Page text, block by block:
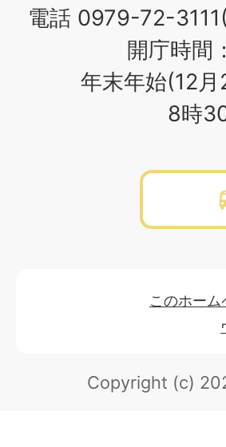
電話 0979-72-
開庁時間
年末年始(12
8時
このホーム
Copyright (c)